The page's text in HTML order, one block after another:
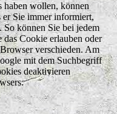
haben wollen, können
er Sie immer informiert,
können Sie bei jedem
das Cookie erlauben oder
verschieden. Am
mit dem Suchbegriff
deaktivieren